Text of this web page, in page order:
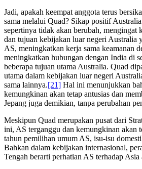
Jadi, apakah keempat anggota terus
sama melalui Quad? Sikap positif
sepertinya tidak akan berubah, mengingat
dan tujuan kebijakan luar negeri Australia
AS, meningkatkan kerja sama keamanan
meningkatkan hubungan dengan India di
beberapa tujuan utama Australia. Quad
utama dalam kebijakan luar negeri
sama lainnya.[21] Hal ini menunjukkan
kemungkinan akan tetap antusias dan
Jepang juga demikian, tanpa perubahan
Meskipun Quad merupakan pusat dari
ini, AS terganggu dan kemungkinan akan
tahun pemilihan umum AS, isu-isu
Bahkan dalam kebijakan internasional,
Tengah berarti perhatian AS terhadap Asia